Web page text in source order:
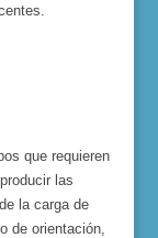
que requieren
las
la carga de
de orientación,